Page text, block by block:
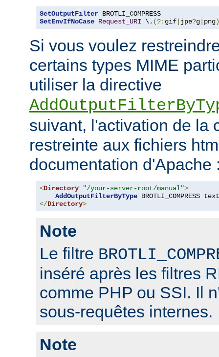
SetOutputFilter
SetEnvIfNoCase Request_URI \. (?: gif jpe?g png)
Si vous voulez
certains types MIME
utiliser la directive
suivant, l'activation de la
restreinte aux fichiers
documentation d'Apache
<Directory "/your-server-root/manual">
AddOutputFilterByType BROTLI_COMPRESS text
</Directory>
Note
Le filtre
inséré après les filtres
comme PHP ou SSI. Il
sous-requêtes internes.
Note